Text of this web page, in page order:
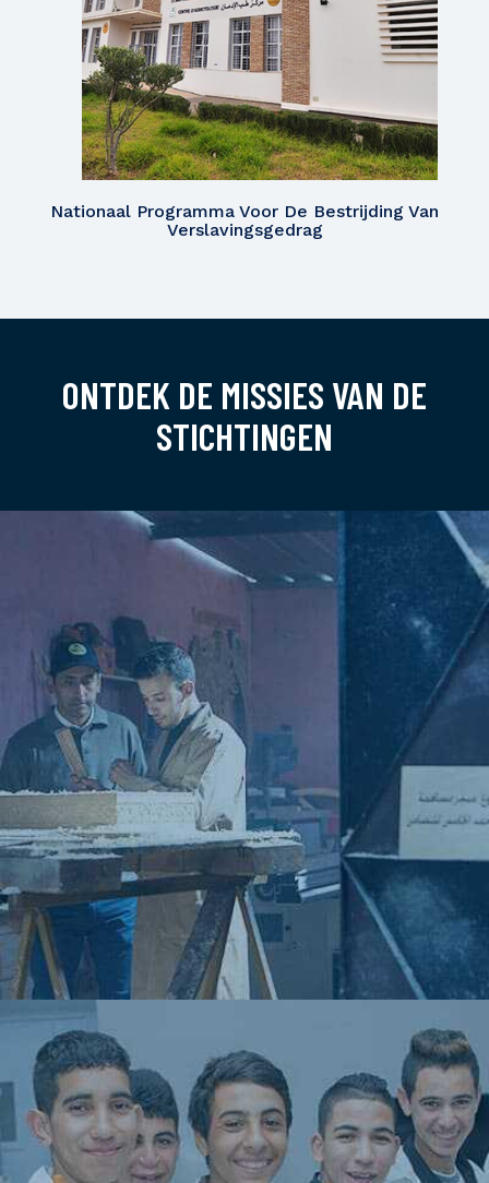
Nationaal Programma Voor De Bestrijding Van
Verslavingsgedrag
ONTDEK DE MISSIES VAN DE
STICHTINGEN